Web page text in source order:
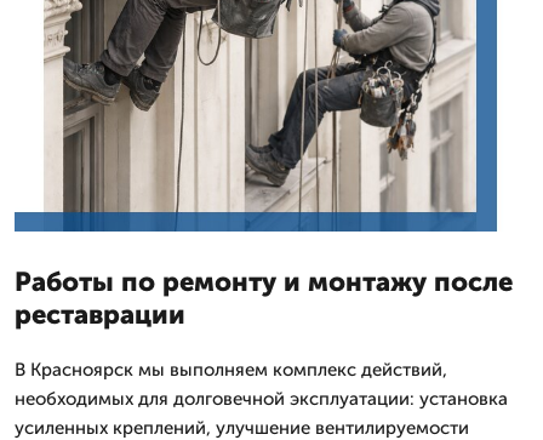
Работы по ремонту и монтажу после
реставрации
В Красноярск мы выполняем комплекс действий,
необходимых для долговечной эксплуатации: установка
усиленных креплений, улучшение вентилируемости